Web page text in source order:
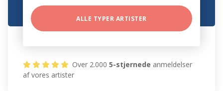
ALLE TYPER ARTISTER
Over 2.0005-stjernede anmeldelser
af vores artister